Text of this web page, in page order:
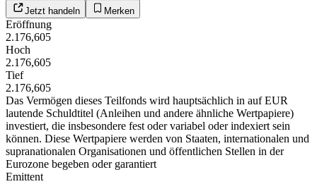
Jetzt handeln Merken
Eröffnung
2.176,605
Hoch
2.176,605
Tief
2.176,605
Das Vermögen dieses Teilfonds wird hauptsächlich in auf EUR
lautende Schuldtitel (Anleihen und andere ähnliche Wertpapiere)
investiert, die insbesondere fest oder variabel oder indexiert sein
können. Diese Wertpapiere werden von Staaten, internationalen und
supranationalen Organisationen und öffentlichen Stellen in der
Eurozone begeben oder garantiert
Emittent